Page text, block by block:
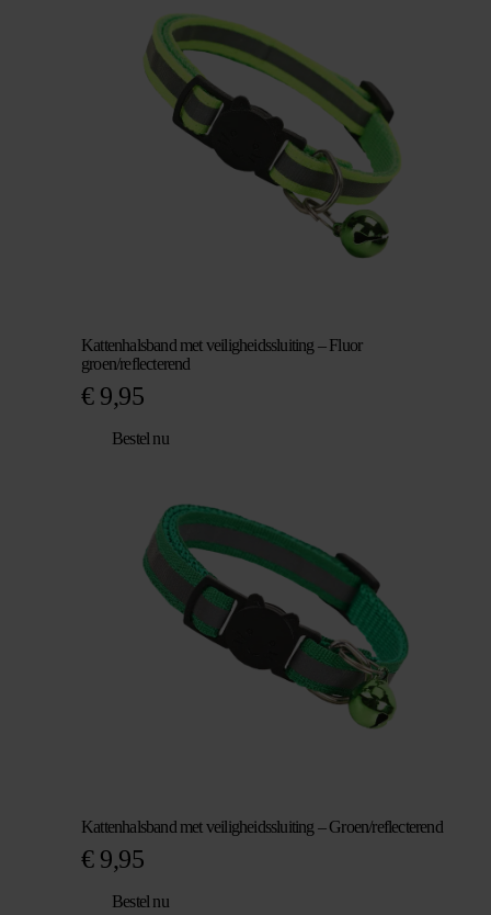
Kattenhalsband met veiligheidssluiting – Fluor
groen/reflecterend
€9,95
Bestel nu
Kattenhalsband met veiligheidssluiting – Groen/reflecterend
€9,95
Bestel nu